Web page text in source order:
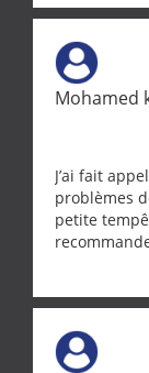
demande
ne se
Merci a ce
Mohamed
J’ai fait
problèmes
petite